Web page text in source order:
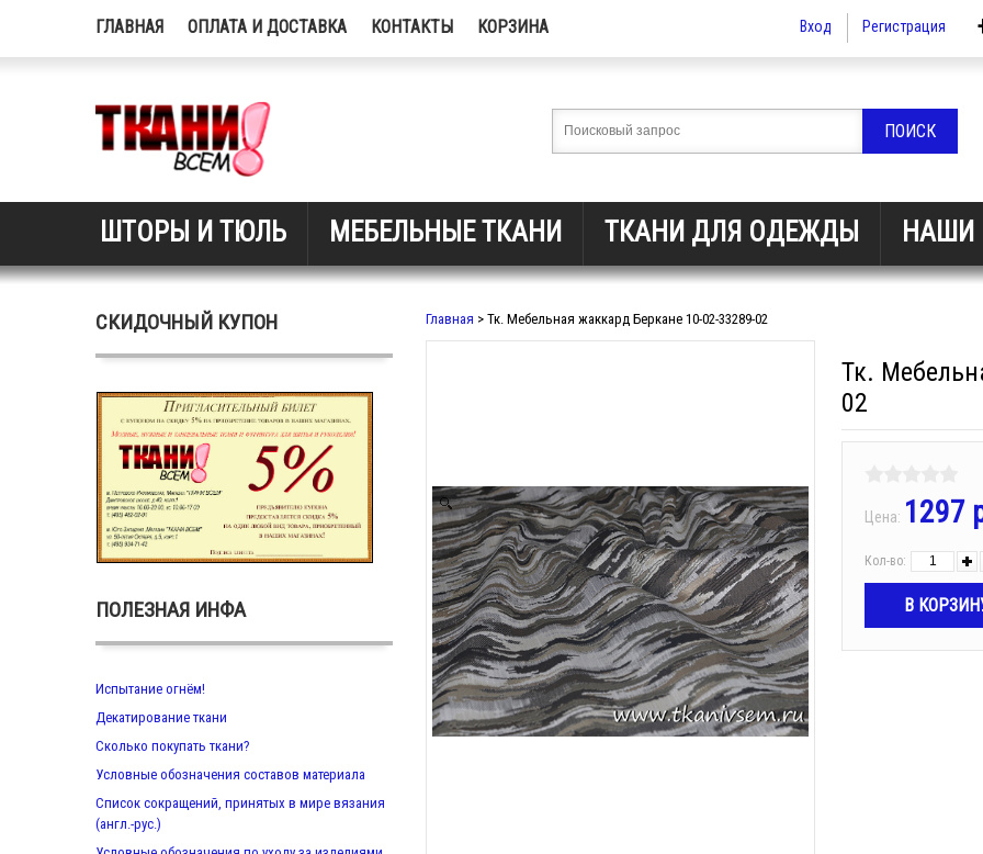
ГЛАВНАЯ ОПЛАТА И ДОСТАВКА КОНТАКТЫ КОРЗИНА Вход Регистрация
ШТОРЫ И ТЮЛЬ МЕБЕЛЬНЫЕ ТКАНИ ТКАНИ ДЛЯ ОДЕЖДЫ НАШИ
СКИДОЧНЫЙ КУПОН
ПОЛЕЗНАЯ ИНФА
Испытание огнём!
Декатирование ткани
Сколько покупать ткани?
Условные обозначения составов материала
Список сокращений, принятых в мире вязания
(англ.-рус.)
Главная > Тк. Мебельная жаккард Беркане 10-02-33289-02
Тк.
02
Цена: 1297
Кол-во:
Zoom